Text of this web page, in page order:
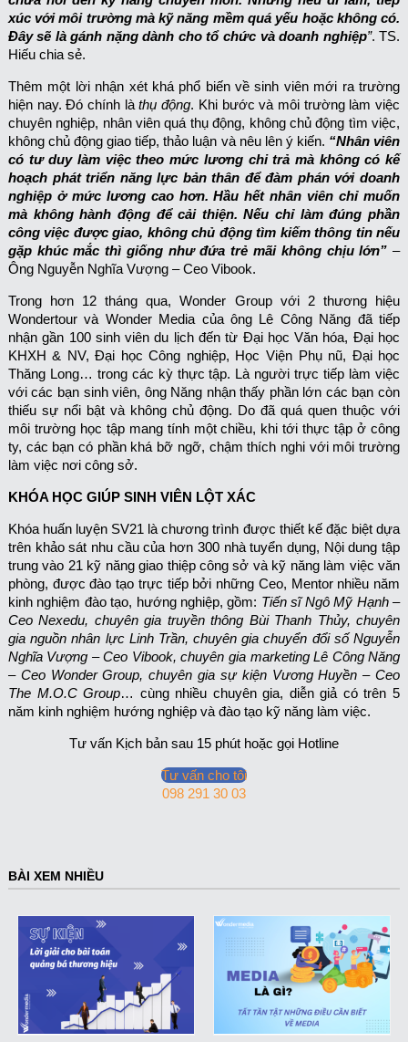
xúc với môi trường mà kỹ năng mềm quá yếu hoặc không có.
Đây sẽ là gánh nặng dành cho tổ chức và doanh nghiệp”. TS.
Hiếu chia sẻ.
Thêm một lời nhận xét khá phổ biến về sinh viên mới ra trường
hiện nay. Đó chính làthụ động. Khi bước và môi trường làm việc
chuyên nghiệp, nhân viên quá thụ động, không chủ động tìm việc,
không chủ động giao tiếp, thảo luận và nêu lên ý kiến. “Nhân viên
có tư duy làm việc theo mức lương chi trả mà không có kế
hoạch phát triển năng lực bản thân để đàm phán với doanh
nghiệp ở mức lương cao hơn. Hầu hết nhân viên chỉ muốn
mà không hành động để cải thiện. Nếu chỉ làm đúng phần
công việc được giao, không chủ động tìm kiếm thông tin nếu
gặp khúc mắc thì giống như đứa trẻ mãi không chịu lớn” –
Ông Nguyễn Nghĩa Vượng – Ceo Vibook.
Trong hơn 12 tháng qua, Wonder Group với 2 thương hiệu
Wondertour và Wonder Media của ông Lê Công Năng đã tiếp
nhận gần 100 sinh viên du lịch đến từ Đại học Văn hóa, Đại học
KHXH & NV, Đại học Công nghiệp, Học Viện Phụ nũ, Đại học
Thăng Long… trong các kỳ thực tập. Là người trực tiếp làm việc
với các bạn sinh viên, ông Năng nhận thấy phần lớn các bạn còn
thiếu sự nổi bật và không chủ động. Do đã quá quen thuộc với
môi trường học tập mang tính một chiều, khi tới thực tập ở công
ty, các bạn có phần khá bỡ ngỡ, chậm thích nghi với môi trường
làm việc nơi công sở.
KHÓA HỌC GIÚP SINH VIÊN LỘT XÁC
Khóa huấn luyện SV21 là chương trình được thiết kế đặc biệt dựa
trên khảo sát nhu cầu của hơn 300 nhà tuyển dụng, Nội dung tập
trung vào 21 kỹ năng giao thiệp công sở và kỹ năng làm việc văn
phòng, được đào tạo trực tiếp bởi những Ceo, Mentor nhiều năm
kinh nghiệm đào tạo, hướng nghiệp, gồm: Tiến sĩ Ngô Mỹ Hạnh –
Ceo Nexedu, chuyên gia truyền thông Bùi Thanh Thủy, chuyên
gia nguồn nhân lực Linh Trần, chuyên gia chuyển đổi số Nguyễn
Nghĩa Vượng – Ceo Vibook, chuyên gia marketing Lê Công Năng
– Ceo Wonder Group, chuyên gia sự kiện Vương Huyền – Ceo
The M.O.C Group… cùng nhiều chuyên gia, diễn giả có trên 5
năm kinh nghiệm hướng nghiệp và đào tạo kỹ năng làm việc.
Tư vấn Kịch bản sau 15 phút hoặc gọi Hotline
Tư vấn cho tôi
098 291 30 03
BÀI XEM NHIỀU